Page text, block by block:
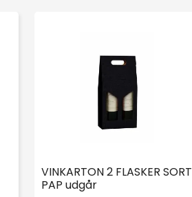
VINKARTON 2 FLASKER SORT
PAP udgår